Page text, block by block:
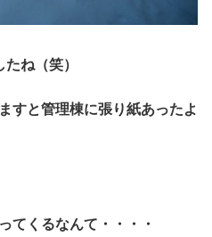
ね（笑）
すと管理棟に張り紙あったよ
てくるなんて・・・・